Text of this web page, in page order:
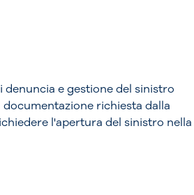
denuncia e gestione del sinistro
richiesta dalla
l'apertura del sinistro nella